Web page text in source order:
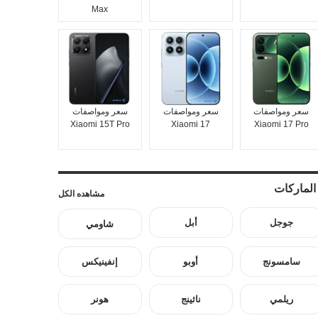
Max
سعر ومواصفات
Xiaomi 17 Pro
سعر ومواصفات
Xiaomi 17
سعر ومواصفات
Xiaomi 15T Pro
الماركات مشاهده الكل
جوجل أبل شاومي
سامسونج أوبو إنفينيكس
ريلمي ناثينج هونر